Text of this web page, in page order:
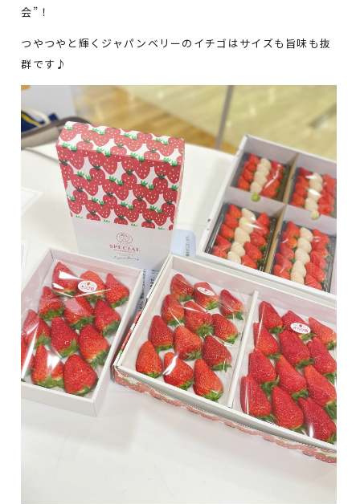
会”！
つやつやと輝くジャパンベリーのイチゴはサイズも旨味も抜
群です♪